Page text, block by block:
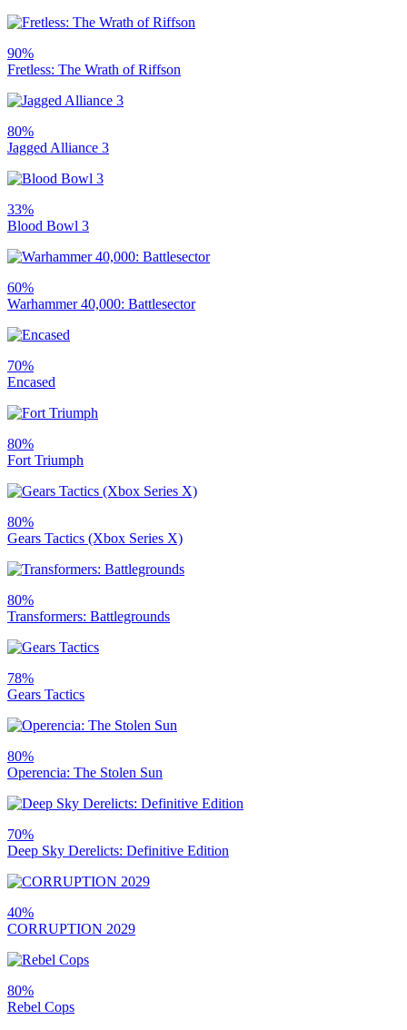
90%
Fretless: The Wrath of Riffson
80%
Jagged Alliance 3
33%
Blood Bowl 3
60%
Warhammer 40,000: Battlesector
70%
Encased
80%
Fort Triumph
80%
Gears Tactics (Xbox Series X)
80%
Transformers: Battlegrounds
78%
Gears Tactics
80%
Operencia: The Stolen Sun
70%
Deep Sky Derelicts: Definitive Edition
40%
CORRUPTION 2029
80%
Rebel Cops